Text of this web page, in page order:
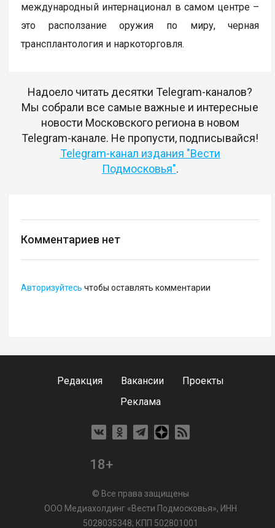
международный интернационал в самом центре –
это расползание оружия по миру, черная
трансплантология и наркоторговля.
Надоело читать десятки Telegram-каналов?
Мы собрали все самые важные и интересные
новости Московского региона в новом
Telegram-канале. Не пропусти, подписывайся!
Telegram-канал издания "Вести
Подмосковья".
Комментариев нет
Авторизуйтесь чтобы оставлять комментарии
Редакция Вакансии
Проекты
Реклама
18+
© Все права защищены
ООО Медиахолдинг «Вести Подмосковья», ИНН
5028035348; КПП 502801001